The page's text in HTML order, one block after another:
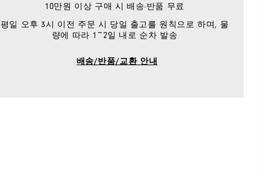
10만원 이상 구매 시 배송·반품 무료
평일 오후 3시 이전 주문 시 당일 출고를 원칙으로 하며, 물
량에 따라 1~2일 내로 순차 발송
배송/반품/교환 안내